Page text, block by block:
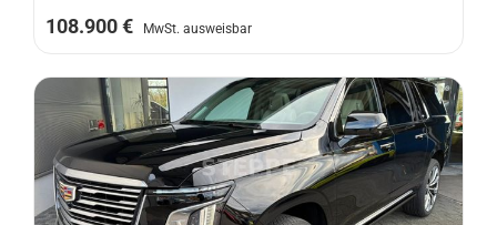
108.900 € MwSt. ausweisbar